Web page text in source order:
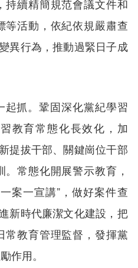
持續精簡規范會議文件和
等活動，依紀依規嚴肅查
異行為，推動過緊日子成
起抓。鞏固深化黨紀學習
教育常態化長效化，加
提拔干部、關鍵崗位干部
常態化開展警示教育，
案一宣講”，做好案件查
新時代廉潔文化建設，把
常教育管理監督，發揮黨
作用。